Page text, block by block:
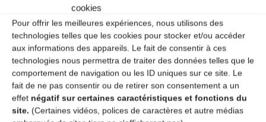
cookies
Pour offrir les meilleures expériences, nous utilisons des
technologies telles que les cookies pour stocker et/ou accéder
aux informations des appareils. Le fait de consentir à ces
technologies nous permettra de traiter des données telles que le
comportement de navigation ou les ID uniques sur ce site. Le
fait de ne pas consentir ou de retirer son consentement a un
effet négatif sur certaines caractéristiques et fonctions du
site. (Certaines vidéos, polices de caractères et autre médias